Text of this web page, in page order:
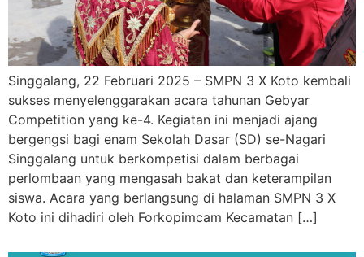
Singgalang, 22 Februari 2025 – SMPN 3 X Koto kembali
sukses menyelenggarakan acara tahunan Gebyar
Competition yang ke-4. Kegiatan ini menjadi ajang
bergengsi bagi enam Sekolah Dasar (SD) se-Nagari
Singgalang untuk berkompetisi dalam berbagai
perlombaan yang mengasah bakat dan keterampilan
siswa. Acara yang berlangsung di halaman SMPN 3 X
Koto ini dihadiri oleh Forkopimcam Kecamatan […]